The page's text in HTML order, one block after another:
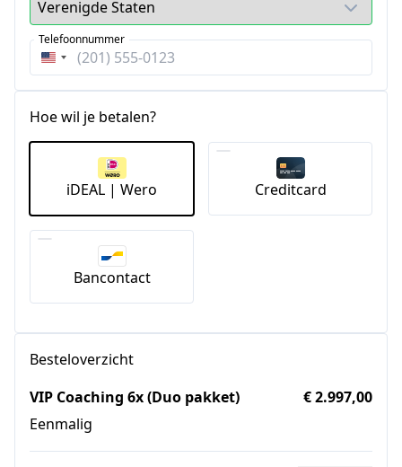
Verenigde
Telefoonnummer
Hoe wil je betalen?
iDEAL | Wero Creditcard
Bancontact
Besteloverzicht
VIP Coaching 6x (Duo pakket)
Eenmalig
€ 2.997,00